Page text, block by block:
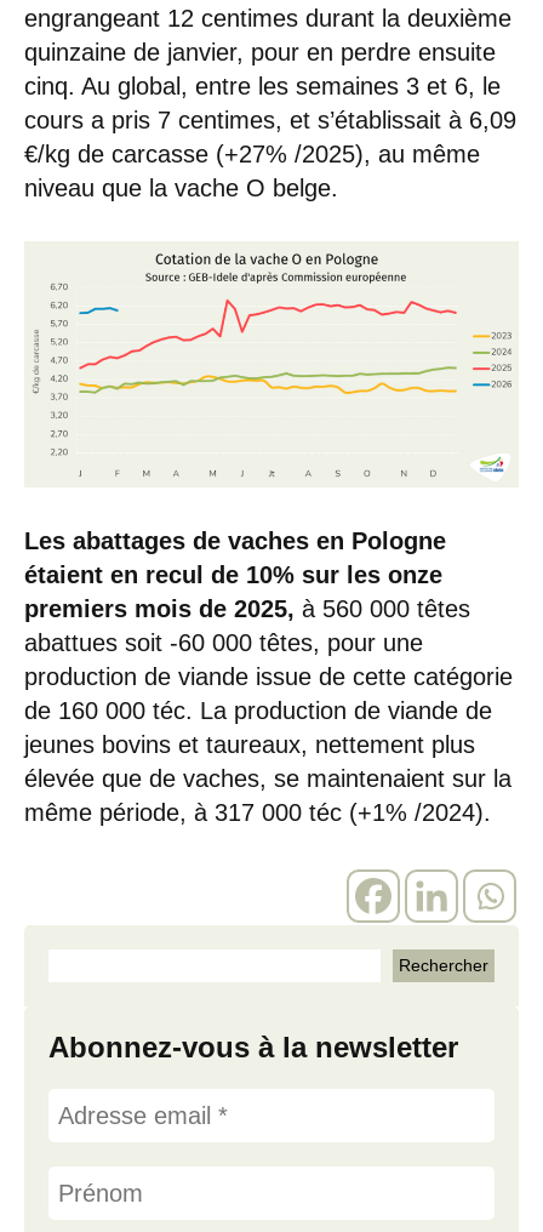
engrangeant 12 centimes durant la deuxième
quinzaine de janvier, pour en perdre ensuite
cinq. Au global, entre les semaines 3 et 6, le
cours a pris 7 centimes, et s’établissait à 6,09
€/kg de carcasse (+27% /2025), au même
niveau que la vache O belge.
Les abattages de vaches en Pologne
étaient en recul de 10% sur les onze
premiers mois de 2025, à 560 000 têtes
abattues soit -60 000 têtes, pour une
production de viande issue de cette catégorie
de 160 000 téc. La production de viande de
jeunes bovins et taureaux, nettement plus
élevée que de vaches, se maintenaient sur la
même période, à 317 000 téc (+1% /2024).
Abonnez-vous à la newsletter